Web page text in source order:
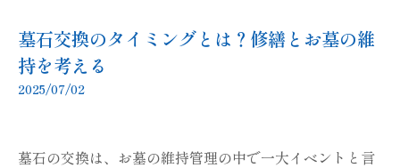
墓石交換のタイミングとは？修繕とお墓の維
持を考える
2025/07/02
墓石の交換は、お墓の維持管理の中で一大イベントと言